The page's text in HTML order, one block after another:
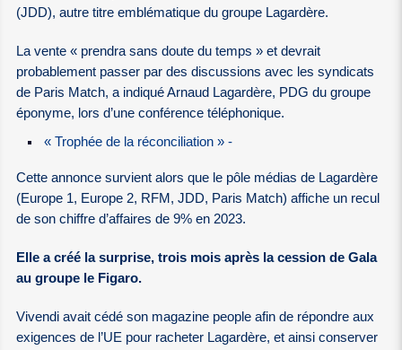
(JDD), autre titre emblématique du groupe Lagardère.
La vente « prendra sans doute du temps » et devrait
probablement passer par des discussions avec les syndicats
de Paris Match, a indiqué Arnaud Lagardère, PDG du groupe
éponyme, lors d’une conférence téléphonique.
« Trophée de la réconciliation » -
Cette annonce survient alors que le pôle médias de Lagardère
(Europe 1, Europe 2, RFM, JDD, Paris Match) affiche un recul
de son chiffre d’affaires de 9% en 2023.
Elle a créé la surprise, trois mois après la cession de Gala
au groupe le Figaro.
Vivendi avait cédé son magazine people afin de répondre aux
exigences de l’UE pour racheter Lagardère, et ainsi conserver